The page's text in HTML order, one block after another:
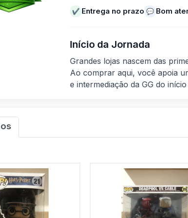
✔ Entrega no prazo 💬 Bom
Início da Jornada
Grandes lojas nascem das
Ao comprar aqui, você apoia
e intermediação da GG do